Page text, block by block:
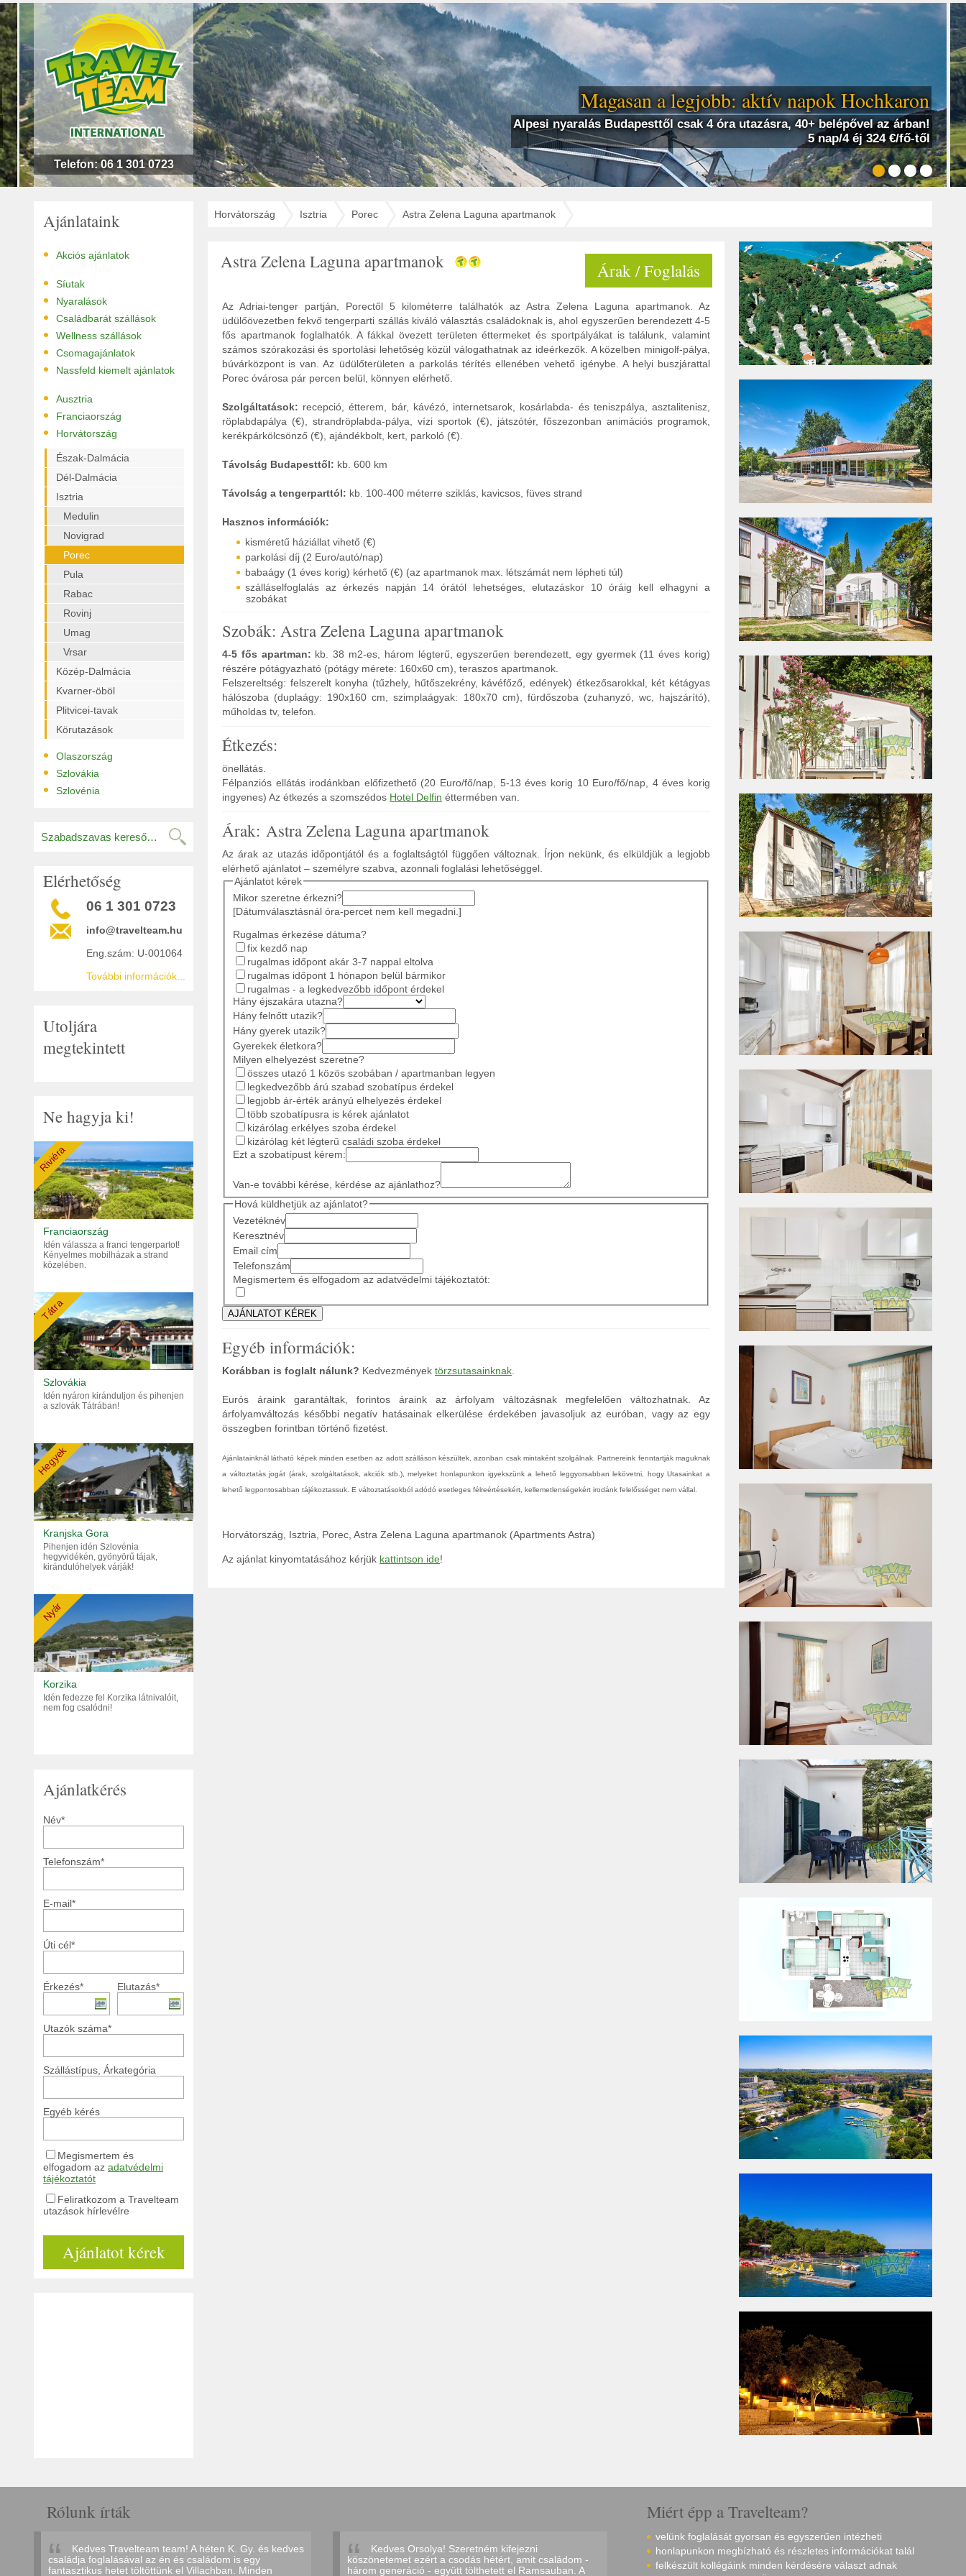
Magasan a legjobb: aktív napok Hochkaron
Alpesi nyaralás Budapesttől csak 4 óra utazásra, 40+ belépővel az árban!
5 nap/4 éj 324 €/fő-től
Telefon: 06 1 301 0723
Ajánlataink
• Akciós ajánlatok
• Síutak
• Nyaralások
• Családbarát szállások
• Wellness szállások
• Csomagajánlatok
• Nassfeld kiemelt ajánlatok
• Ausztria
• Franciaország
• Horvátország
Észak-Dalmácia
Dél-Dalmácia
Isztria
Medulin
Novigrad
Porec
Pula
Rabac
Rovinj
Umag
Vrsar
Közép-Dalmácia
Kvarner-öböl
Plitvicei-tavak
Körutazások
• Olaszország
• Szlovákia
• Szlovénia
Elérhetőség
06 1 301 0723
info@travelteam.hu
Eng.szám: U-001064
További információk...
Utoljára
megtekintett
Ne hagyja ki!
Riviéra
Franciaország
Idén válassza a franci tengerpartot!
Kényelmes mobilházak a strand
közelében.
Tátra
Szlovákia
Idén nyáron kiránduljon és pihenjen
a szlovák Tátrában!
Hegyek
Kranjska Gora
Pihenjen idén Szlovénia
hegyvidékén, gyönyörű tájak,
kirándulóhelyek várják!
Nyár
Korzika
Idén fedezze fel Korzika látnivalóit,
nem fog csalódni!
Ajánlatkérés
Név*
Telefonszám*
E-mail*
Úti cél*
Érkezés* Elutazás*
Utazók száma*
Szállástípus, Árkategória
Egyéb kérés
Megismertem és
elfogadom az adatvédelmi
tájékoztatót
Feliratkozom a Travelteam
utazások hírlevélre
Ajánlatot kérek
Horvátország Isztria Porec Astra Zelena Laguna apartmanok
Astra Zelena Laguna apartmanok Árak / Foglalás
Az Adriai-tenger partján, Porectől 5 kilométerre találhatók az Astra Zelena Laguna apartmanok. Az
üdülőövezetben fekvő tengerparti szállás kiváló választás családoknak is, ahol egyszerűen berendezett 4-5
fős apartmanok foglalhatók. A fákkal övezett területen éttermeket és sportpályákat is találunk, valamint
számos szórakozási és sportolási lehetőség közül válogathatnak az ideérkezők. A közelben minigolf-pálya,
búvárközpont is van. Az üdülőterületen a parkolás térítés ellenében vehető igénybe. A helyi buszjárattal
Porec óvárosa pár percen belül, könnyen elérhető.
Szolgáltatások: recepció, étterem, bár, kávézó, internetsarok, kosárlabda- és teniszpálya, asztalitenisz,
röplabdapálya (€), strandröplabda-pálya, vízi sportok (€), játszótér, főszezonban animációs programok,
kerékpárkölcsönző (€), ajándékbolt, kert, parkoló (€).
Távolság Budapesttől: kb. 600 km
Távolság a tengerparttól: kb. 100-400 méterre sziklás, kavicsos, füves strand
Hasznos információk:
kisméretű háziállat vihető (€)
parkolási díj (2 Euro/autó/nap)
babaágy (1 éves korig) kérhető (€) (az apartmanok max. létszámát nem lépheti túl)
szálláselfoglalás az érkezés napján 14 órától lehetséges, elutazáskor 10 óráig kell elhagyni a
szobákat
Szobák: Astra Zelena Laguna apartmanok
4-5 fős apartman: kb. 38 m2-es, három légterű, egyszerűen berendezett, egy gyermek (11 éves korig)
részére pótágyazható (pótágy mérete: 160x60 cm), teraszos apartmanok.
Felszereltség: felszerelt konyha (tűzhely, hűtőszekrény, kávéfőző, edények) étkezősarokkal, két kétágyas
hálószoba (duplaágy: 190x160 cm, szimplaágyak: 180x70 cm), fürdőszoba (zuhanyzó, wc, hajszárító),
műholdas tv, telefon.
Étkezés:
önellátás.
Félpanziós ellátás irodánkban előfizethető (20 Euro/fő/nap, 5-13 éves korig 10 Euro/fő/nap, 4 éves korig
ingyenes) Az étkezés a szomszédos Hotel Delfin éttermében van.
Árak: Astra Zelena Laguna apartmanok
Az árak az utazás időpontjától és a foglaltságtól függően változnak. Írjon nekünk, és elküldjük a legjobb
elérhető ajánlatot – személyre szabva, azonnali foglalási lehetőséggel.
Ajánlatot kérek
Mikor szeretne érkezni?
[Dátumválasztásnál óra-percet nem kell megadni.]
Rugalmas érkezése dátuma?
fix kezdő nap
rugalmas időpont akár 3-7 nappal eltolva
rugalmas időpont 1 hónapon belül bármikor
rugalmas - a legkedvezőbb időpont érdekel
Hány éjszakára utazna?
Hány felnőtt utazik?
Hány gyerek utazik?
Gyerekek életkora?
Milyen elhelyezést szeretne?
összes utazó 1 közös szobában / apartmanban legyen
legkedvezőbb árú szabad szobatípus érdekel
legjobb ár-érték arányú elhelyezés érdekel
több szobatípusra is kérek ajánlatot
kizárólag erkélyes szoba érdekel
kizárólag két légterű családi szoba érdekel
Ezt a szobatípust kérem:
Van-e további kérése, kérdése az ajánlathoz?
Hová küldhetjük az ajánlatot?
Vezetéknév
Keresztnév
Email cím
Telefonszám
Megismertem és elfogadom az adatvédelmi tájékoztatót:
Egyéb információk:
Korábban is foglalt nálunk? Kedvezmények törzsutasainknak.
Eurós áraink garantáltak, forintos áraink az árfolyam változásnak megfelelően változhatnak. Az
árfolyamváltozás későbbi negatív hatásainak elkerülése érdekében javasoljuk az euróban, vagy az egy
összegben forintban történő fizetést.
Ajánlatainknál látható képek minden esetben az adott szálláson készültek, azonban csak mintaként szolgálnak. Partnereink fenntartják maguknak
a változtatás jogát (árak, szolgáltatások, akciók stb.), melyeket honlapunkon igyekszünk a lehető leggyorsabban lekövetni, hogy Utasainkat a
lehető legpontosabban tájékoztassuk. E változtatásokból adódó esetleges félreértésekért, kellemetlenségekért irodánk felelősséget nem vállal.
Horvátország, Isztria, Porec, Astra Zelena Laguna apartmanok (Apartments Astra)
Az ajánlat kinyomtatásához kérjük kattintson ide!
Rólunk írták
Kedves Travelteam team! A héten K. Gy. és kedves
családja foglalásával az én és családom is egy
fantasztikus hetet töltöttünk el Villachban. Minden
Kedves Orsolya! Szeretném kifejezni
köszönetemet ezért a csodás hétért, amit családom -
három generáció - együtt tölthetett el Ramsauban. A
Miért épp a Travelteam?
velünk foglalását gyorsan és egyszerűen intézheti
honlapunkon megbízható és részletes információkat talál
felkészült kollégáink minden kérdésére választ adnak